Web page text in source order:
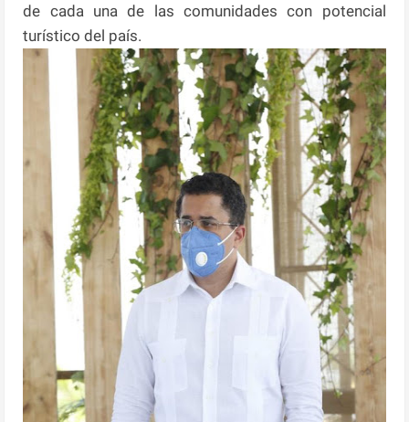
de cada una de las comunidades con potencial
turístico del país.